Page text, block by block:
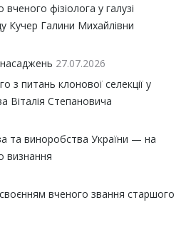
вченого фізіолога у галузі
Кучер Галини Михайлівни
27.07.2026
з питань клонової селекції у
Віталія Степановича
та виноробства України — на
визнання
вченого звання старшого